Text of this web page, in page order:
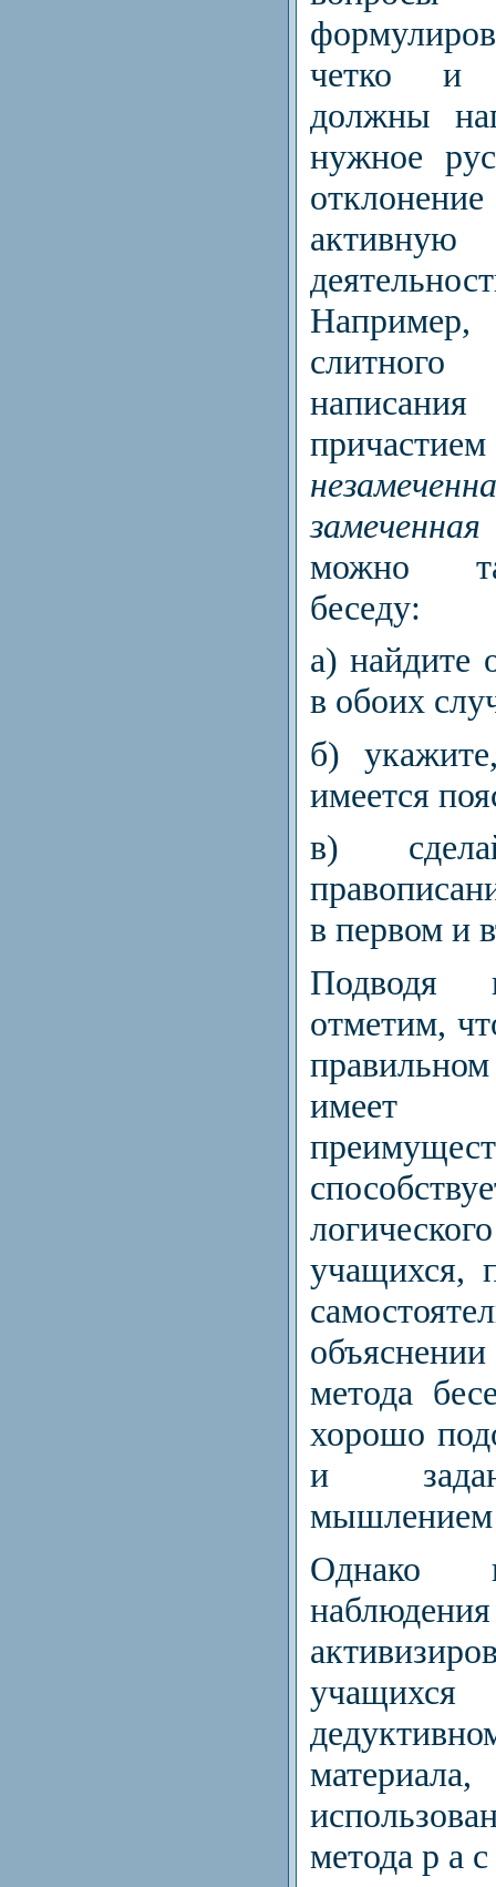
четко и
должны
нужное
можно
беседу:
а) найдите
в обоих
б)
имеется
в)
в первом и
Подводя
отметим,
имеет
учащихся,
метода
хорошо
и
мышлением
метода р а